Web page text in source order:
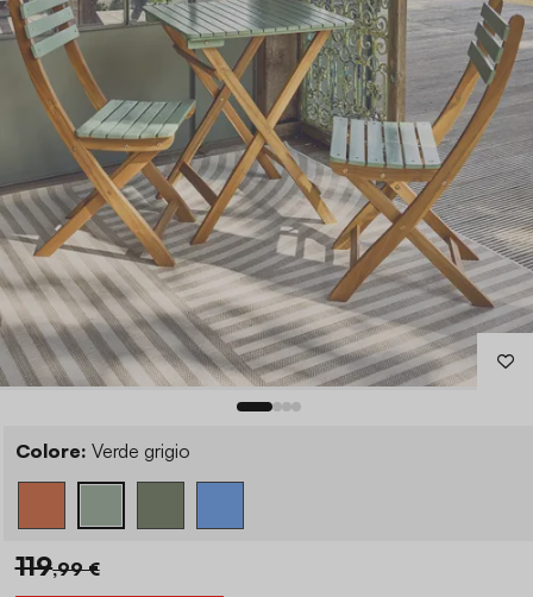
Colore: Verde grigio
119,99 €